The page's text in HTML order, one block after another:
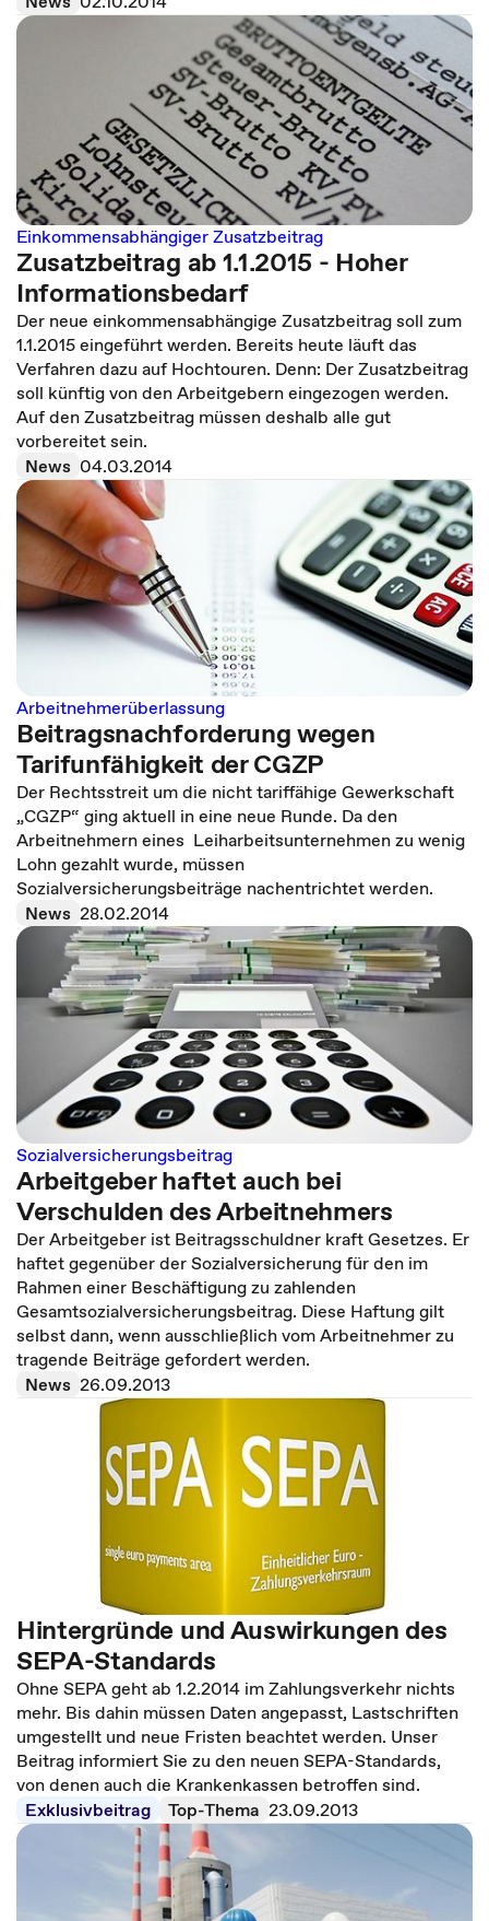
Einkommensabhängiger Zusatzbeitrag
Zusatzbeitrag ab 1.1.2015 - Hoher
Informationsbedarf
Der neue einkommensabhängige Zusatzbeitrag soll zum
1.1.2015 eingeführt werden. Bereits heute läuft das
Verfahren dazu auf Hochtouren. Denn: Der Zusatzbeitrag
soll künftig von den Arbeitgebern eingezogen werden.
Auf den Zusatzbeitrag müssen deshalb alle gut
vorbereitet sein.
News 04.03.2014
Arbeitnehmerüberlassung
Beitragsnachforderung wegen
Tarifunfähigkeit der CGZP
Der Rechtsstreit um die nicht tariffähige Gewerkschaft
„CGZP“ ging aktuell in eine neue Runde. Da den
Arbeitnehmern eines Leiharbeitsunternehmen zu wenig
Lohn gezahlt wurde, müssen
Sozialversicherungsbeiträge nachentrichtet werden.
News 28.02.2014
Sozialversicherungsbeitrag
Arbeitgeber haftet auch bei
Verschulden des Arbeitnehmers
Der Arbeitgeber ist Beitragsschuldner kraft Gesetzes. Er
haftet gegenüber der Sozialversicherung für den im
Rahmen einer Beschäftigung zu zahlenden
Gesamtsozialversicherungsbeitrag. Diese Haftung gilt
selbst dann, wenn ausschließlich vom Arbeitnehmer zu
tragende Beiträge gefordert werden.
News 26.09.2013
Hintergründe und Auswirkungen des
SEPA-Standards
Ohne SEPA geht ab 1.2.2014 im Zahlungsverkehr nichts
mehr. Bis dahin müssen Daten angepasst, Lastschriften
umgestellt und neue Fristen beachtet werden. Unser
Beitrag informiert Sie zu den neuen SEPA-Standards,
von denen auch die Krankenkassen betroffen sind.
Exklusivbeitrag
Top-Thema 23.09.2013